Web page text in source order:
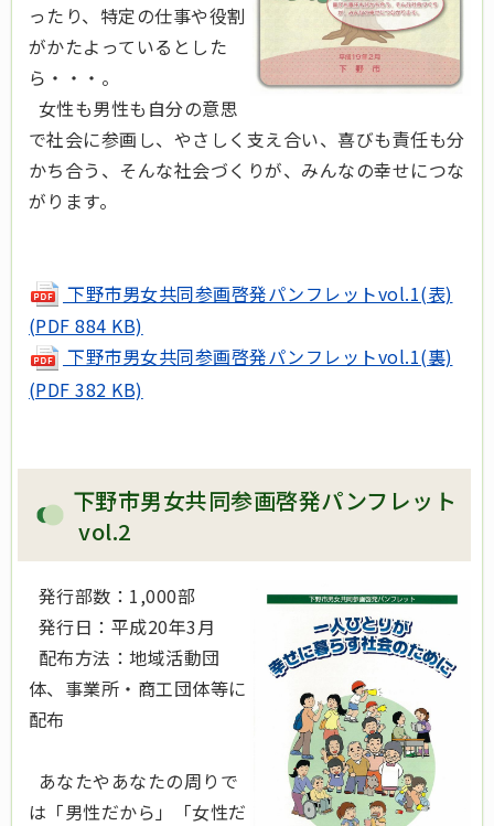
ったり、特定の仕事や役割
がかたよっているとした
ら・・・。
女性も男性も自分の意思
で社会に参画し、やさしく支え合い、喜びも責任も分
かち合う、そんな社会づくりが、みんなの幸せにつな
がります。
下野市男女共同参画啓発パンフレットvol.1(表)
(PDF 884 KB)
下野市男女共同参画啓発パンフレットvol.1(裏)
(PDF 382 KB)
下野市男女共同参画啓発パンフレット
vol.2
発行部数：1,000部
発行日：平成20年3月
配布方法：地域活動団
体、事業所・商工団体等に
配布
あなたやあなたの周りで
は「男性だから」「女性だ